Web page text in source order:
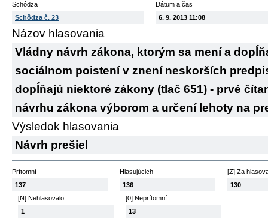
Schôdza
Schôdza č. 23
Dátum a čas
6. 9. 2013 11:08
Názov hlasovania
Vládny návrh zákona, ktorým sa mení a
sociálnom poistení v znení neskorších
dopĺňajú niektoré zákony (tlač 651) - prvé
návrhu zákona výborom a určení lehoty na
Výsledok hlasovania
Návrh prešiel
Prítomní
137
Hlasujúcich
136
[Z] Za
130
[N] Nehlasovalo
1
[0] Neprítomní
13